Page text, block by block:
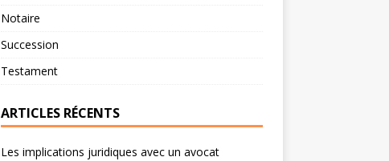
Notaire
Succession
Testament
ARTICLES RÉCENTS
Les implications juridiques avec un avocat